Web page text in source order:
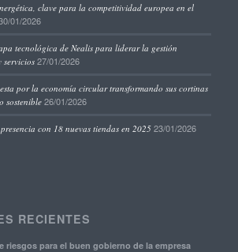
clave para la competitividad europea en el
01/2026
tecnológica de Nealis para liderar la gestión
servicios 27/01/2026
por la economía circular transformando sus cortinas
sostenible 26/01/2026
con 18 nuevas tiendas en 2025 23/01/2026
RECIENTES
riesgos para el buen gobierno de la empresa